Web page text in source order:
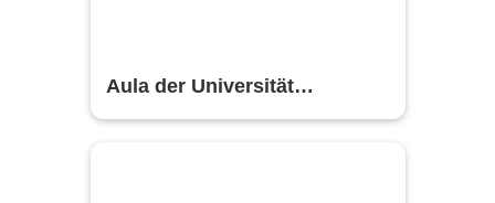
Aula der Universität
Mannheim